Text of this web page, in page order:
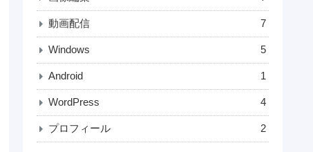
動画配信 7
Windows 5
Android 1
WordPress 4
プロフィール 2